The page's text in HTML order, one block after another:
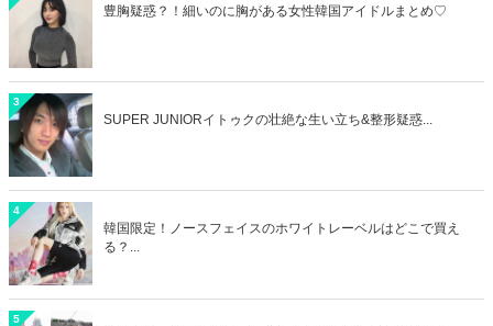
豊胸疑惑？！細いのに胸がある女性韓国アイドルまとめ♡
3
SUPER JUNIORイトゥクの壮絶な生い立ち&整形疑惑...
4
韓国限定！ノースフェイスのホワイトレーベルはどこで買え
る？...
5